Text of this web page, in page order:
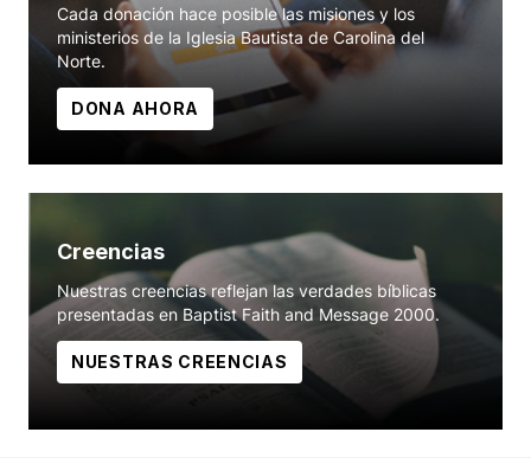
Cada donación hace posible las misiones y los
ministerios de la Iglesia Bautista de Carolina del
Norte.
DONA AHORA
Creencias
Nuestras creencias reflejan las verdades bíblicas
presentadas en Baptist Faith and Message 2000.
NUESTRAS CREENCIAS